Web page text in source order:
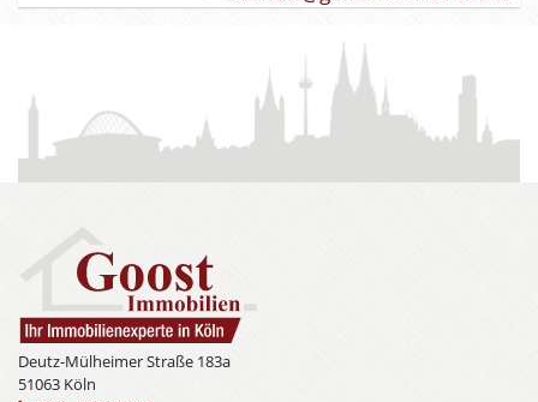
Deutz-Mülheimer Straße 183a
51063 Köln